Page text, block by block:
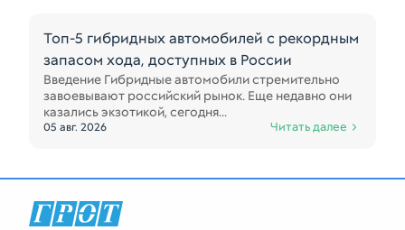
Топ-5 гибридных автомобилей с рекордным
запасом хода, доступных в России
Введение Гибридные автомобили стремительно
завоевывают российский рынок. Еще недавно они
казались экзотикой, сегодня...
05 авг. 2026 Читать далее